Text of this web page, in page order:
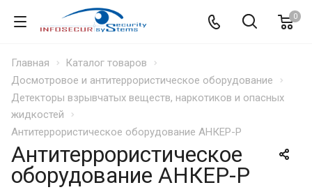
0
Главная
Каталог товаров
Досмотровое и антитеррористическое оборудование
Детекторы взрывчатых веществ, наркотиков и опасных
жидкостей
Антитеррористическое оборудование АНКЕР-Р
Антитеррористическое
оборудование АНКЕР-Р